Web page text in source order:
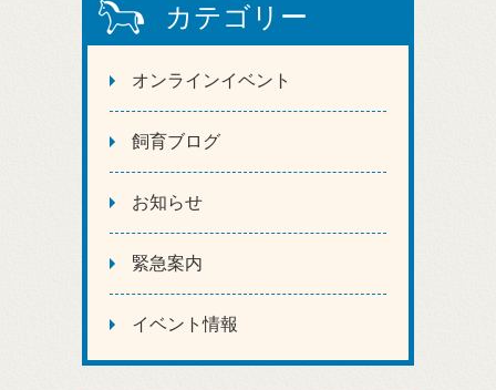
カテゴリー
オンラインイベント
飼育ブログ
お知らせ
緊急案内
イベント情報